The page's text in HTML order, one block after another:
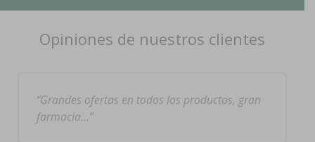
Opiniones de nuestros clientes
Grandes ofertas en todos los productos, gran
farmacia…